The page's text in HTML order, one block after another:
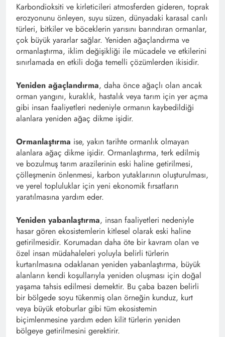
Karbondioksiti ve kirleticileri atmosferden gideren, toprak
erozyonunu önleyen, suyu süzen, dünyadaki karasal canlı
türleri, bitkiler ve böceklerin yarısını barındıran ormanlar,
çok büyük yararlar sağlar. Yeniden ağaçlandırma ve
ormanlaştırma, iklim değişikliği ile mücadele ve etkilerini
sınırlamada en etkili doğa temelli çözümlerden ikisidir.
Yeniden ağaçlandırma, daha önce ağaçlı olan ancak
orman yangını, kuraklık, hastalık veya tarım için yer açma
gibi insan faaliyetleri nedeniyle ormanın kaybedildiği
alanlara yeniden ağaç dikme işidir.
Ormanlaştırma ise, yakın tarihte ormanlık olmayan
alanlara ağaç dikme işidir. Ormanlaştırma, terk edilmiş
ve bozulmuş tarım arazilerinin eski haline getirilmesi,
çölleşmenin önlenmesi, karbon yutaklarının oluşturulması,
ve yerel topluluklar için yeni ekonomik fırsatların
yaratılmasına yardım eder.
Yeniden yabanlaştırma, insan faaliyetleri nedeniyle
hasar gören ekosistemlerin kitlesel olarak eski haline
getirilmesidir. Korumadan daha öte bir kavram olan ve
özel insan müdahaleleri yoluyla belirli türlerin
kurtarılmasına odaklanan yeniden yabanlaştırma, büyük
alanların kendi koşullarıyla yeniden oluşması için doğal
yaşama tahsis edilmesi demektir. Bu çaba bazen belirli
bir bölgede soyu tükenmiş olan örneğin kunduz, kurt
veya büyük etoburlar gibi tüm ekosistemin
biçimlenmesine yardım eden kilit türlerin yeniden
bölgeye getirilmesini gerektirir.